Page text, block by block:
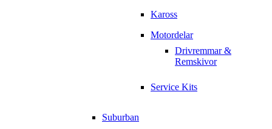
Kaross
Motordelar
Drivremmar &
Remskivor
Service Kits
Suburban